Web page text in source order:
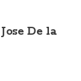
De la